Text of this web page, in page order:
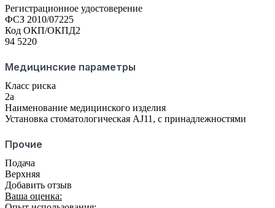
Регистрационное удостоверение
ФСЗ 2010/07225
Код ОКП/ОКПД2
94 5220
Медицинские параметры
Класс риска
2а
Наименование медицинского изделия
Установка стоматологическая AJ11, с принадлежностями
Прочие
Подача
Верхняя
Добавить отзыв
Ваша оценка: